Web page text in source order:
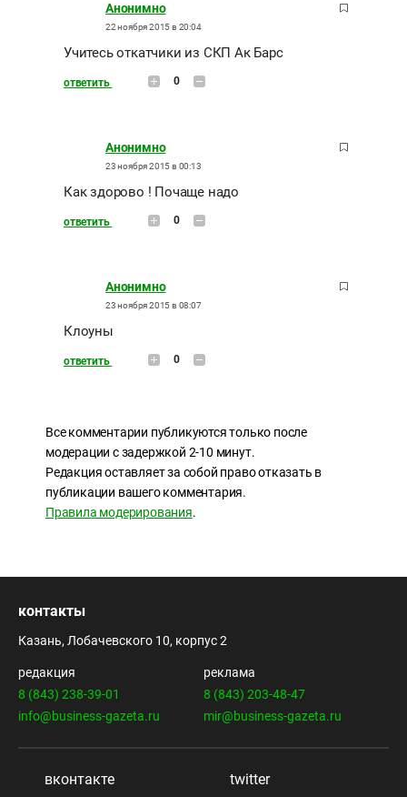
Анонимно
22 ноября 2015 в 20:04
Учитесь откатчики из СКП Ак Барс
ответить 0
Анонимно
23 ноября 2015 в 00:13
Как здорово ! Почаще надо
ответить 0
Анонимно
23 ноября 2015 в 08:07
Клоуны
ответить 0
Все комментарии публикуются только после
модерации с задержкой 2-10 минут.
Редакция оставляет за собой право отказать в
публикации вашего комментария.
Правила модерирования.
контакты
Казань, Лобачевского 10, корпус 2
редакция
8 (843) 238-39-01
info@business-gazeta.ru
реклама
8 (843) 203-48-47
mir@business-gazeta.ru
вконтакте twitter